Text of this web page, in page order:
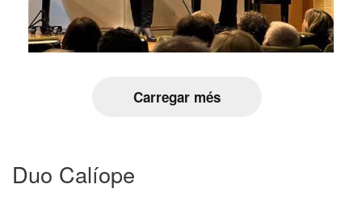
Carregar més
Duo Calíope